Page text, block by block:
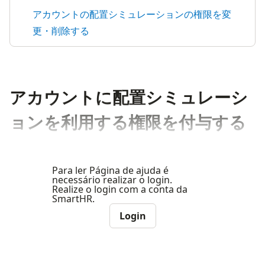
アカウントの配置シミュレーションの権限を変
更・削除する
アカウントに配置シミュレーシ
ョンを利用する権限を付与する
Para ler Página de ajuda é
necessário realizar o login.
Realize o login com a conta da
SmartHR.
Login